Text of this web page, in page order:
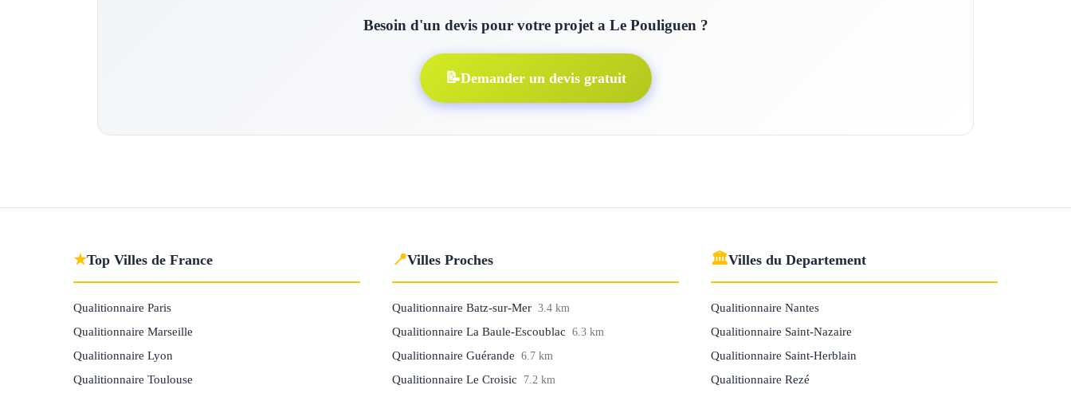
Besoin d'un devis pour votre projet a Le Pouliguen ?
📝Demander un devis gratuit
★Top Villes de France
Qualitionnaire Paris
Qualitionnaire Marseille
Qualitionnaire Lyon
Qualitionnaire Toulouse
📍Villes Proches
Qualitionnaire Batz-sur-Mer 3.4 km
Qualitionnaire La Baule-Escoublac 6.3 km
Qualitionnaire Guérande 6.7 km
Qualitionnaire Le Croisic 7.2 km
🏛Villes du Departement
Qualitionnaire Nantes
Qualitionnaire Saint-Nazaire
Qualitionnaire Saint-Herblain
Qualitionnaire Rezé